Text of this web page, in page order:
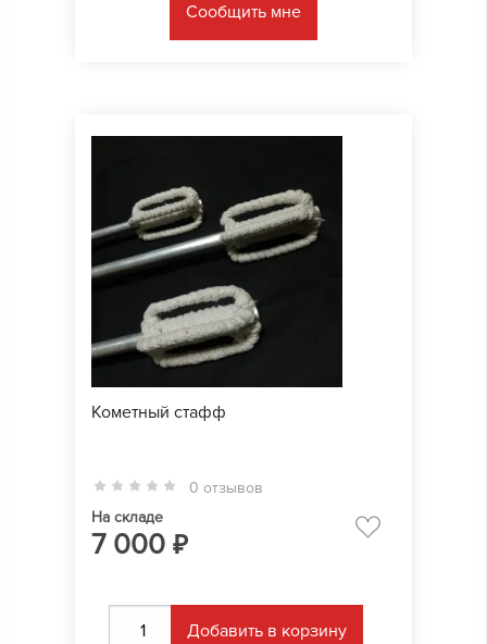
Сообщить мне
Кометный стафф
0 отзывов
На складе
7 000 ₽
Добавить в корзину